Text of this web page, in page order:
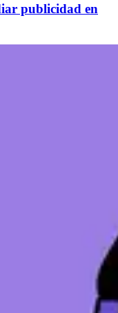
publicidad en